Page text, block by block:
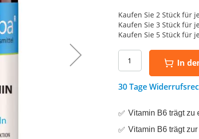
Kaufen Sie 2 Stück für je
Kaufen Sie 3 Stück für je
Kaufen Sie 5 Stück für je
In
30 Tage
Vitamin B6 trägt zu
Vitamin B6 trägt